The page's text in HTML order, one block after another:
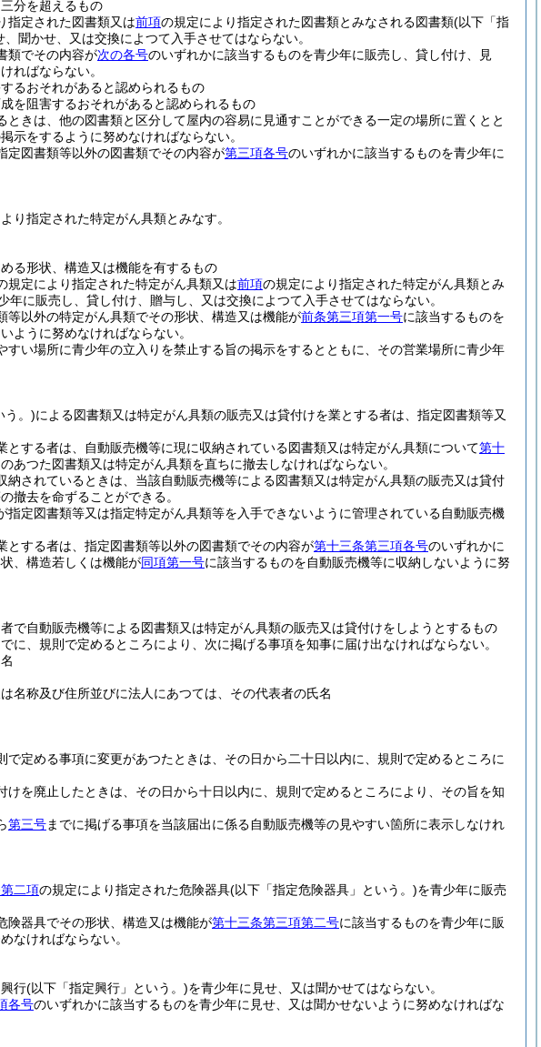
分を超えるもの
指定された図書類又は前項の規定により指定された図書類とみなされる図書類(以下「指
聞かせ、又は交換によつて入手させてはならない。
類でその内容が次の各号のいずれかに該当するものを青少年に販売し、貸し付け、見
ればならない。
るおそれがあると認められるもの
を阻害するおそれがあると認められるもの
きは、他の図書類と区分して屋内の容易に見通すことができる一定の場所に置くとと
示をするように努めなければならない。
定図書類等以外の図書類でその内容が第三項各号のいずれかに該当するものを青少年に
り指定された特定がん具類とみなす。
る形状、構造又は機能を有するもの
規定により指定された特定がん具類又は前項の規定により指定された特定がん具類とみ
年に販売し、貸し付け、贈与し、又は交換によつて入手させてはならない。
以外の特定がん具類でその形状、構造又は機能が前条第三項第一号に該当するものを
ように努めなければならない。
い場所に青少年の立入りを禁止する旨の掲示をするとともに、その営業場所に青少年
う。)による図書類又は特定がん具類の販売又は貸付けを業とする者は、指定図書類等又
する者は、自動販売機等に現に収納されている図書類又は特定がん具類について第十
あつた図書類又は特定がん具類を直ちに撤去しなければならない。
されているときは、当該自動販売機等による図書類又は特定がん具類の販売又は貸付
撤去を命ずることができる。
定図書類等又は指定特定がん具類等を入手できないように管理されている自動販売機
する者は、指定図書類等以外の図書類でその内容が第十三条第三項各号のいずれかに
、構造若しくは機能が同項第一号に該当するものを自動販売機等に収納しないように努
で自動販売機等による図書類又は特定がん具類の販売又は貸付けをしようとするもの
、規則で定めるところにより、次に掲げる事項を知事に届け出なければならない。
名称及び住所並びに法人にあつては、その代表者の氏名
定める事項に変更があつたときは、その日から二十日以内に、規則で定めるところに
を廃止したときは、その日から十日以内に、規則で定めるところにより、その旨を知
第三号までに掲げる事項を当該届出に係る自動販売機等の見やすい箇所に表示しなけれ
二項の規定により指定された危険器具(以下「指定危険器具」という。)を青少年に販売
険器具でその形状、構造又は機能が第十三条第三項第二号に該当するものを青少年に販
なければならない。
行(以下「指定興行」という。)を青少年に見せ、又は聞かせてはならない。
各号のいずれかに該当するものを青少年に見せ、又は聞かせないように努めなければな